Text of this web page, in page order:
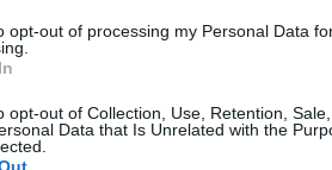
opt-out of processing my Personal Data
opt-out of Collection, Use, Retention,
Data that Is Unrelated with the
la piel de todo el cuerpo.
antisequedad